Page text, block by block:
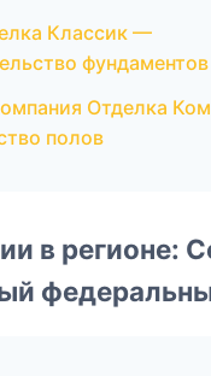
Классик —
фундаментов
Отделка
полов
в регионе: